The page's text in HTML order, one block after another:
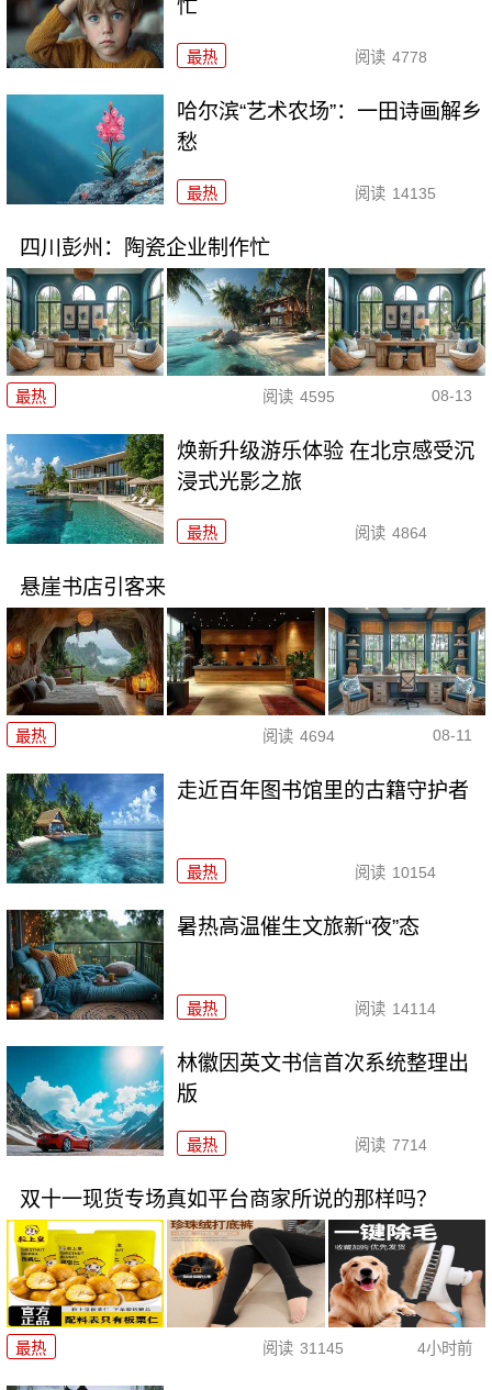
忙
最热 阅读 4778
哈尔滨“艺术农场”：一田诗画解乡
愁
最热 阅读 14135
四川彭州：陶瓷企业制作忙
最热 阅读 4595 08-13
焕新升级游乐体验 在北京感受沉
浸式光影之旅
最热 阅读 4864
悬崖书店引客来
最热 阅读 4694 08-11
走近百年图书馆里的古籍守护者
最热 阅读 10154
暑热高温催生文旅新“夜”态
最热 阅读 14114
林徽因英文书信首次系统整理出
版
最热 阅读 7714
双十一现货专场真如平台商家所说的那样吗？
最热 阅读 31145 4小时前